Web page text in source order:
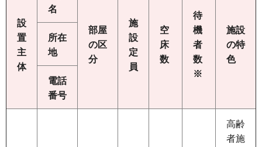
設
置
主
体
名
部屋
の区
分
施
設
定
員
空
床
数
待
機
者
数
※
施設
の特
色
所在
地
電話
番号
高齢
者施